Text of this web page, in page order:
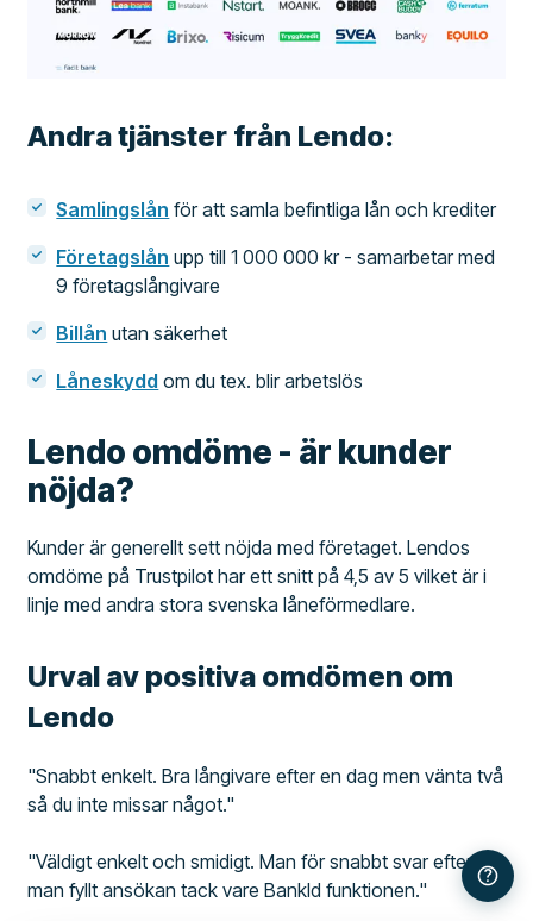
Andra tjänster från Lendo:
Samlingslån för att samla befintliga lån och krediter
Företagslån upp till 1 000 000 kr - samarbetar med
9 företagslångivare
Billån utan säkerhet
Låneskydd om du tex. blir arbetslös
Lendo omdöme - är kunder
nöjda?
Kunder är generellt sett nöjda med företaget. Lendos
omdöme på Trustpilot har ett snitt på 4,5 av 5 vilket är i
linje med andra stora svenska låneförmedlare.
Urval av positiva omdömen om
Lendo
"Snabbt enkelt. Bra långivare efter en dag men vänta två
så du inte missar något."
"Väldigt enkelt och smidigt. Man för snabbt svar efter
man fyllt ansökan tack vare BankId funktionen."